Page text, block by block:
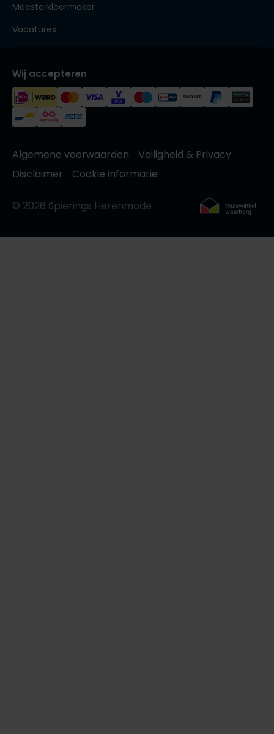
Meesterkleermaker
Vacatures
Wij accepteren
Algemene voorwaarden
Veiligheid & Privacy
Disclaimer
Cookie informatie
© 2026 Spierings Herenmode